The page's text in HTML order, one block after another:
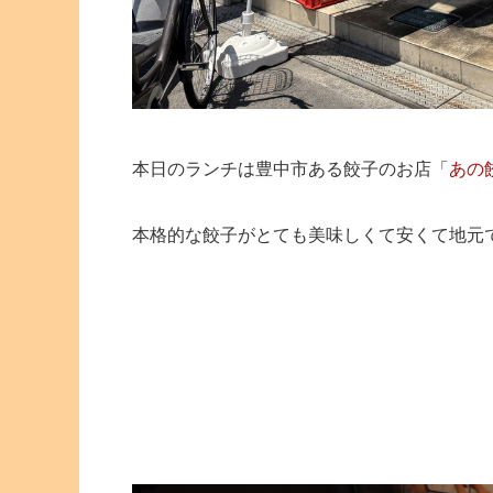
本日のランチは豊中市ある餃子のお店「 あの
本格的な餃子がとても美味しくて安くて地